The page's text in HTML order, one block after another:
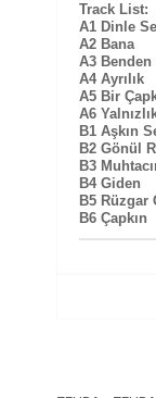
Track List:
A1 Dinle
A2 Bana
A3
A4 Ayrılık
A5 Bir
A6
B1 Aşkın
B2 Gönül
B3
B4 Giden
B5 Rüzgar
B6 Çapkın